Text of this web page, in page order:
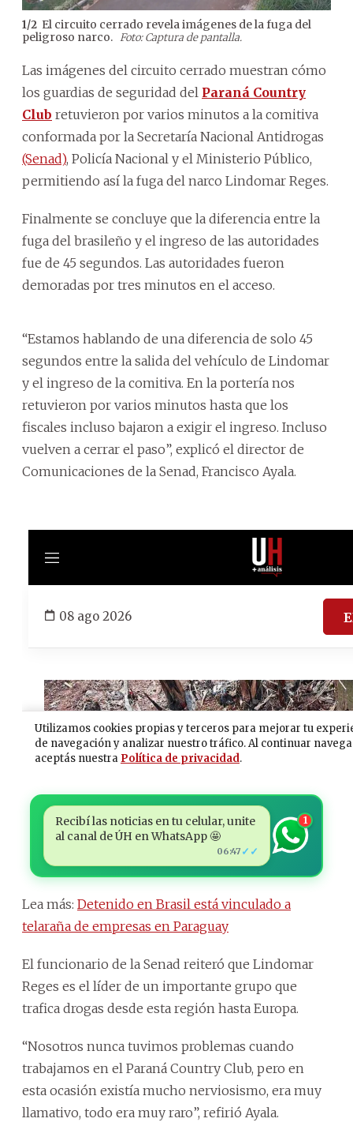
1/2 El circuito cerrado revela imágenes de la fuga del
peligroso narco. Foto: Captura de pantalla.
Las imágenes del circuito cerrado muestran cómo
los guardias de seguridad del Paraná Country
Club retuvieron por varios minutos a la comitiva
conformada por la Secretaría Nacional Antidrogas
(Senad), Policía Nacional y el Ministerio Público,
permitiendo así la fuga del narco Lindomar Reges.
Finalmente se concluye que la diferencia entre la
fuga del brasileño y el ingreso de las autoridades
fue de 45 segundos. Las autoridades fueron
demoradas por tres minutos en el acceso.
“Estamos hablando de una diferencia de solo 45
segundos entre la salida del vehículo de Lindomar
y el ingreso de la comitiva. En la portería nos
retuvieron por varios minutos hasta que los
fiscales incluso bajaron a exigir el ingreso. Incluso
vuelven a cerrar el paso”, explicó el director de
Comunicaciones de la Senad, Francisco Ayala.
Recibí las noticias en tu celular, unite
al canal de ÚH en WhatsApp 🤩
06:47 ✓✓
1
Lea más: Detenido en Brasil está vinculado a
telaraña de empresas en Paraguay
El funcionario de la Senad reiteró que Lindomar
Reges es el líder de un importante grupo que
trafica drogas desde esta región hasta Europa.
“Nosotros nunca tuvimos problemas cuando
trabajamos en el Paraná Country Club, pero en
esta ocasión existía mucho nerviosismo, era muy
llamativo, todo era muy raro”, refirió Ayala.